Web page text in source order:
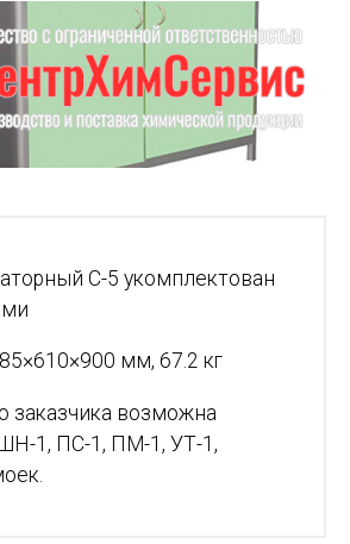
С-5 укомплектован
мм, 67.2 кг
возможна
1, ПС-1, ПМ-1, УТ-1,